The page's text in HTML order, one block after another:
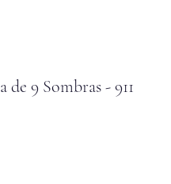
9 Sombras - 911